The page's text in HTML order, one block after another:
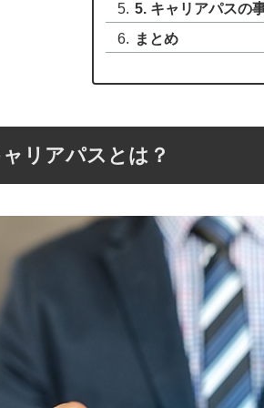
5. キャリアパスの
まとめ
リアパスとは？